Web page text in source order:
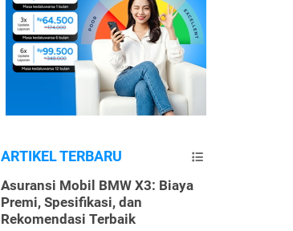
ARTIKEL TERBARU
Asuransi Mobil BMW X3: Biaya
Premi, Spesifikasi, dan
Rekomendasi Terbaik